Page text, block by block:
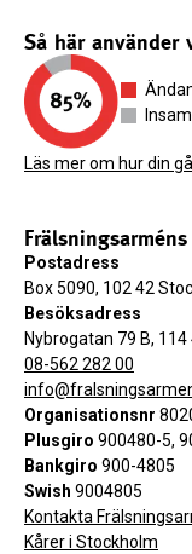
Så här använder
Läs mer om hur din
Postadress
Box 5090, 102 42
Besöksadress
Nybrogatan 79 B,
08-562 282 00
Organisationsnr
Plusgiro 900480-5,
Bankgiro 900-4805
Swish 9004805
Kontakta
Kårer i Stockholm